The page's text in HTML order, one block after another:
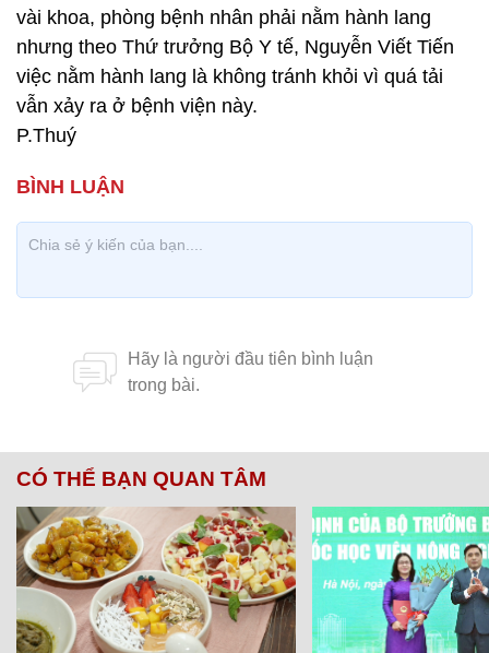
vài khoa, phòng bệnh nhân phải nằm hành lang
nhưng theo Thứ trưởng Bộ Y tế, Nguyễn Viết Tiến
việc nằm hành lang là không tránh khỏi vì quá tải
vẫn xảy ra ở bệnh viện này.
P.Thuý
CÓ THỂ BẠN QUAN TÂM